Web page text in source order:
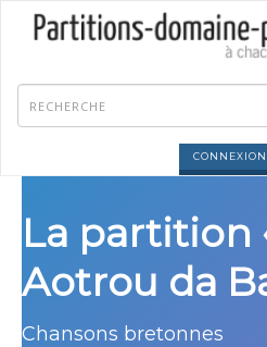
CONNEXION
La partition
Aotrou da
Chansons bretonnes